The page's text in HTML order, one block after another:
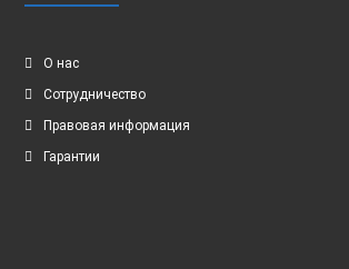
О нас
Сотрудничество
Правовая информация
Гарантии